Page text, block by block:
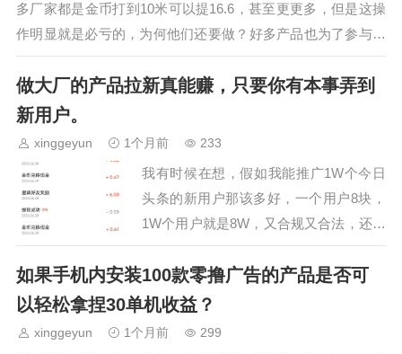
多厂家都是金币打到10米可以提16.6，甚至更更多，但是这操
作明显就是必亏的，为何他们还要做？好多产品也为了参与到
这场大补贴中，不惜降低用户获得的…
做大厂的产品拉新真能赚，只要你有本事弄到
新用户。
xinggeyun 1个月前 233
我有时候在想，假如我能推广1W个今日
头条的新用户那该多好，一个用户8块，
1W个用户就是8W，又合规又合法，还不
会跑路，你说这个钱是不是很扎实？一年
能推广1w新用户也可以上班一样。今日
头条是字节跳动的起…
如果手机内安装100款零撸广告的产品是否可
以轻松拿捏30单机收益？
xinggeyun 1个月前 299